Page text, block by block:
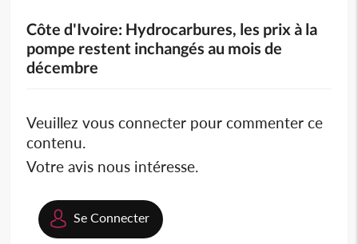
Côte d'Ivoire: Hydrocarbures, les prix à la
pompe restent inchangés au mois de
décembre
Veuillez vous connecter pour commenter ce
contenu.
Votre avis nous intéresse.
Se Connecter